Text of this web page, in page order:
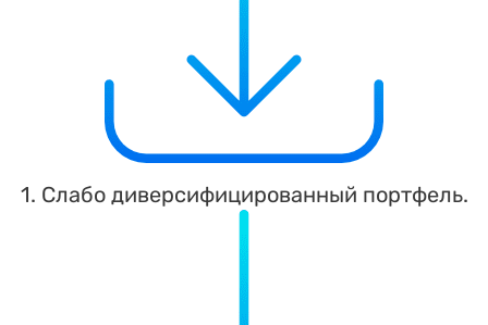
1. Слабо диверсифицированный портфель.